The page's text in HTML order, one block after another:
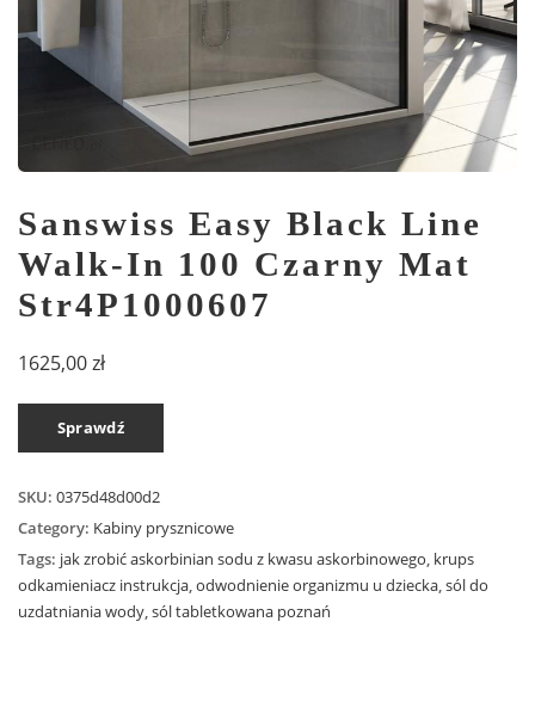
Sanswiss Easy Black Line
Walk-In 100 Czarny Mat
Str4P1000607
1625,00zł
Sprawdź
SKU: 0375d48d00d2
Category: Kabiny prysznicowe
Tags: jak zrobić askorbinian sodu z kwasu askorbinowego, krups
odkamieniacz instrukcja,odwodnienie organizmu u dziecka,sól do
uzdatniania wody,sól tabletkowana poznań